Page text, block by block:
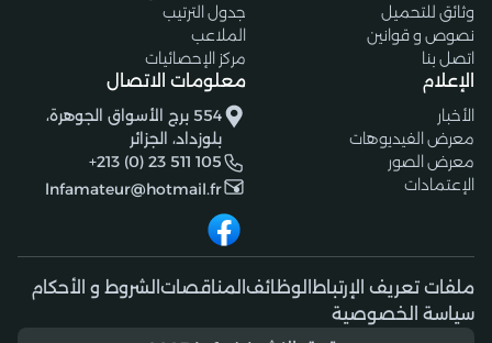
وثائق للتحميل
نصوص و قوانين
اتصل بنا
جدول الترتيب
الملاعب
مركز الإحصائيات
الإعلام
الأخبار
معرض الفيديوهات
معرض الصور
الإعتمادات
معلومات الاتصال
554 برج الأسواق الجوهرة،
بلوزداد، الجزائر
+213 (0) 23 511 105
lnfamateur@hotmail.fr
ملفات تعريف الإرتباط الوظائف المناقصات الشروط و الأحكام
سياسة الخصوصية